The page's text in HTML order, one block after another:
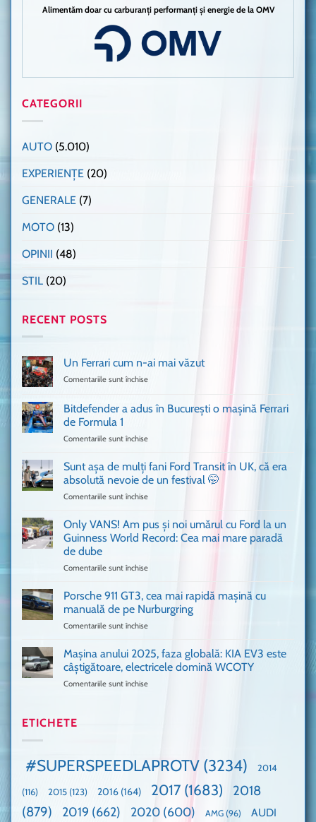
Alimentăm doar cu carburanți performanți și energie de la OMV
CATEGORII
AUTO (5.010)
EXPERIENȚE (20)
GENERALE (7)
MOTO (13)
OPINII (48)
STIL (20)
RECENT POSTS
Un Ferrari cum n-ai mai văzut
Comentariile sunt închise
Ferrari
cum
văzut
Bitdefender a adus în București o mașină Ferrari
de Formula 1
Comentariile sunt închise
a
în
mașină
Ferrari
Sunt așa de mulți fani Ford Transit în UK, că era
absolută nevoie de un festival 🤭
Comentariile sunt închise
așa
mulți
în
UK,
nevoie
de
Only VANS! Am pus și noi umărul cu Ford la un
Guinness World Record: Cea mai mare paradă
de dube
Comentariile sunt închise
VANS!
Am
pus
umărul
cu
mai
mare
paradă
de
dube
Porsche 911 GT3, cea mai rapidă mașină cu
manuală de pe Nurburgring
Comentariile sunt închise
911
GT3,
cea
pe
Nurburgring
Mașina anului 2025, faza globală: KIA EV3 este
câștigătoare, electricele domină WCOTY
Comentariile sunt închise
EV3
câștigătoare,
domină
ETICHETE
#SUPERSPEEDLAPROTV (3234) 2014
(116) 2015 (123) 2016 (164) 2017 (1683)
2018
(879)
2019 (662) 2020 (600) AMG (96)
AUDI